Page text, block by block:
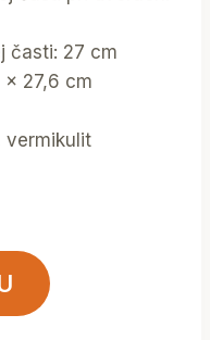
časti: 27 cm
x 27,6 cm
vermikulit